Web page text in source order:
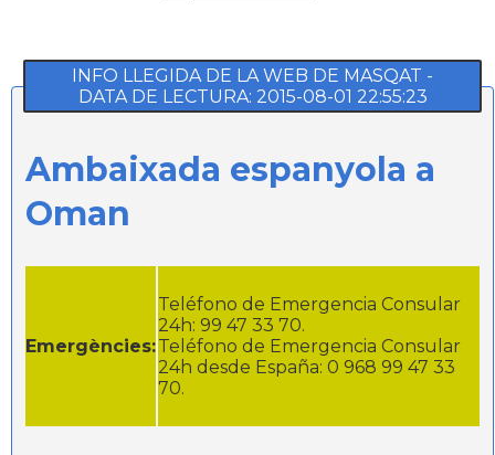
INFO LLEGIDA DE LA WEB DE MASQAT -
DATA DE LECTURA: 2015-08-01 22:55:23
Ambaixada espanyola a
Oman
Emergències:
Teléfono de Emergencia Consular
24h: 99 47 33 70.
Teléfono de Emergencia Consular
24h desde España: 0 968 99 47 33
70.